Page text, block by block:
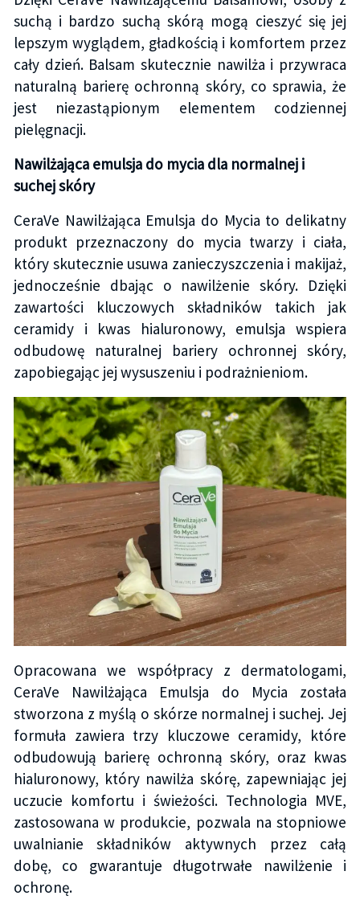
suchą i bardzo suchą skórą mogą cieszyć się jej
lepszym wyglądem, gładkością i komfortem przez
cały dzień. Balsam skutecznie nawilża i przywraca
naturalną barierę ochronną skóry, co sprawia, że
jest niezastąpionym elementem codziennej
pielęgnacji.
Nawilżająca emulsja do mycia dla normalnej i
suchej skóry
CeraVe Nawilżająca Emulsja do Mycia to delikatny
produkt przeznaczony do mycia twarzy i ciała,
który skutecznie usuwa zanieczyszczenia i makijaż,
jednocześnie dbając o nawilżenie skóry. Dzięki
zawartości kluczowych składników takich jak
ceramidy i kwas hialuronowy, emulsja wspiera
odbudowę naturalnej bariery ochronnej skóry,
zapobiegając jej wysuszeniu i podrażnieniom.
Opracowana we współpracy z dermatologami,
CeraVe Nawilżająca Emulsja do Mycia została
stworzona z myślą o skórze normalnej i suchej. Jej
formuła zawiera trzy kluczowe ceramidy, które
odbudowują barierę ochronną skóry, oraz kwas
hialuronowy, który nawilża skórę, zapewniając jej
uczucie komfortu i świeżości. Technologia MVE,
zastosowana w produkcie, pozwala na stopniowe
uwalnianie składników aktywnych przez całą
dobę, co gwarantuje długotrwałe nawilżenie i
ochronę.